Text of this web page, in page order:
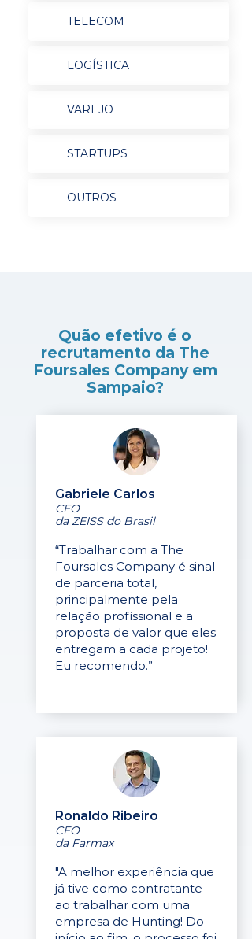
TELECOM
LOGÍSTICA
VAREJO
STARTUPS
OUTROS
Quão efetivo é o
recrutamento da The
Foursales Company em
Sampaio?
Gabriele Carlos
CEO
da ZEISS do Brasil
“Trabalhar com a The
Foursales Company é sinal
de parceria total,
principalmente pela
relação profissional e a
proposta de valor que eles
entregam a cada projeto!
Eu recomendo.”
Ronaldo Ribeiro
CEO
da Farmax
"A melhor experiência que
já tive como contratante
ao trabalhar com uma
empresa de Hunting! Do